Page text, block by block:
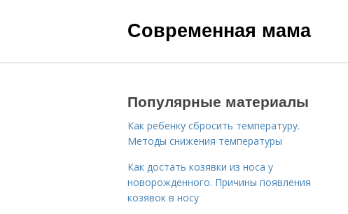
Современная мама
Популярные материалы
Как ребенку сбросить температуру.
Методы снижения температуры
Как достать козявки из носа у
новорожденного. Причины появления
козявок в носу